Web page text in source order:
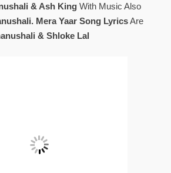
& Ash KingWith Music Also
Mera Yaar Song LyricsAre
& Shloke Lal